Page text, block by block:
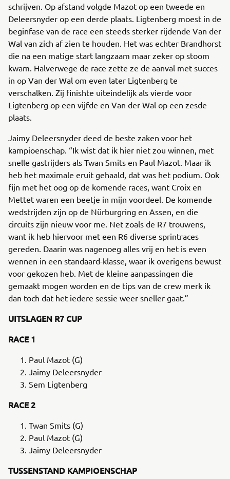
schrijven. Op afstand volgde Mazot op een tweede en
Deleersnyder op een derde plaats. Ligtenberg moest in de
beginfase van de race een steeds sterker rijdende Van der
Wal van zich af zien te houden. Het was echter Brandhorst
die na een matige start langzaam maar zeker op stoom
kwam. Halverwege de race zette ze de aanval met succes
in op Van der Wal om even later Ligtenberg te
verschalken. Zij finishte uiteindelijk als vierde voor
Ligtenberg op een vijfde en Van der Wal op een zesde
plaats.
Jaimy Deleersnyder deed de beste zaken voor het
kampioenschap. “Ik wist dat ik hier niet zou winnen, met
snelle gastrijders als Twan Smits en Paul Mazot. Maar ik
heb het maximale eruit gehaald, dat was het podium. Ook
fijn met het oog op de komende races, want Croix en
Mettet waren een beetje in mijn voordeel. De komende
wedstrijden zijn op de Nürburgring en Assen, en die
circuits zijn nieuw voor me. Net zoals de R7 trouwens,
want ik heb hiervoor met een R6 diverse sprintraces
gereden. Daarin was nagenoeg alles vrij en het is even
wennen in een standaard-klasse, waar ik overigens bewust
voor gekozen heb. Met de kleine aanpassingen die
gemaakt mogen worden en de tips van de crew merk ik
dan toch dat het iedere sessie weer sneller gaat.”
UITSLAGEN R7 CUP
RACE 1
Paul Mazot (G)
Jaimy Deleersnyder
Sem Ligtenberg
RACE 2
Twan Smits (G)
Paul Mazot (G)
Jaimy Deleersnyder
TUSSENSTAND KAMPIOENSCHAP